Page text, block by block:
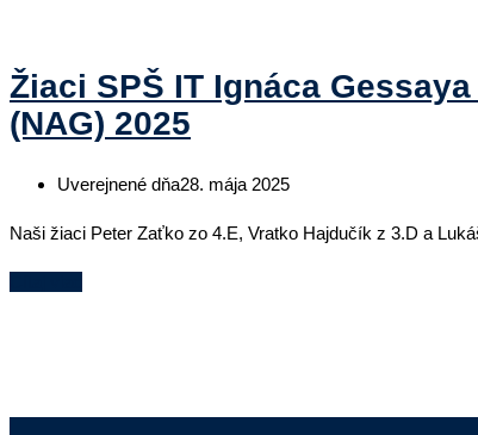
Žiaci SPŠ IT Ignáca
(NAG) 2025
Uverejnené dňa28. mája 2025
Naši žiaci Peter Zaťko zo 4.E, Vratko Hajdučík z 3.D a